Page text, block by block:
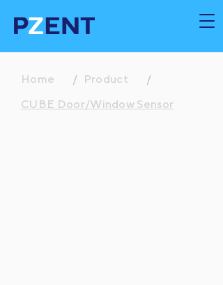
Home / Product
/
CUBE Door/Window Sensor